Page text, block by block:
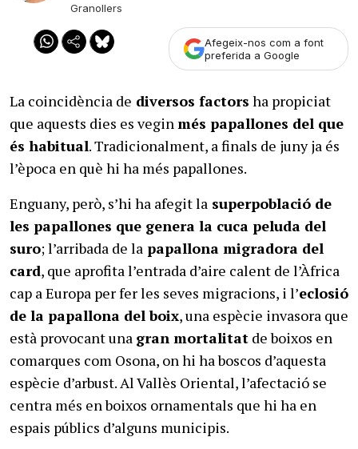
Granollers
Afegeix-nos com a font
preferida a Google
La coincidència de diversos factors ha propiciat
que aquests dies es veginmés papallones del que
és habitual. Tradicionalment, a finals de juny ja és
l’època en què hi ha més papallones.
Enguany, però, s’hi ha afegit la superpoblació de
les papallones que genera la cuca peluda del
suro; l’arribada de la papallona migradora del
card, que aprofita l’entrada d’aire calent de l’Àfrica
cap a Europa per fer les seves migracions, i l’eclosió
de la papallona del boix, una espècie invasora que
està provocant una gran mortalitat de boixos en
comarques com Osona, on hi ha boscos d’aquesta
espècie d’arbust. Al Vallès Oriental, l’afectació se
centra més en boixos ornamentals que hi ha en
espais públics d’alguns municipis.